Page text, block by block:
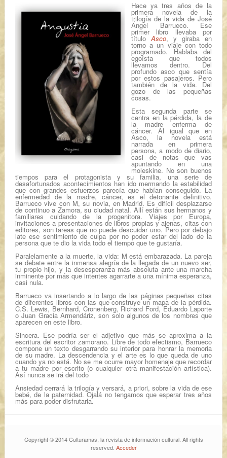
Hace ya tres años de la
primera novela de la
trilogía de la vida de José
Ángel Barrueco. Ese
primer libro llevaba por
títuloAsco, y giraba en
torno a un viaje con todo
programado. Hablaba del
egoísta que todos
llevamos dentro. Del
profundo asco que sentía
por estos pasajeros. Pero
también de la vida. Del
gozo de las pequeñas
cosas.
Esta segunda parte se
centra en la pérdida, la de
la madre enferma de
cáncer. Al igual que en
Asco, la novela está
narrada en primera
persona, a modo de diario,
casi de notas que vas
apuntando en una
moleskine. No son buenos
tiempos para el protagonista y su familia, una serie de
desafortunados acontecimientos han ido mermando la estabilidad
que con grandes esfuerzos parecía que habían conseguido. La
enfermedad de la madre, cáncer, es el detonante definitivo.
Barrueco vive con M, su novia, en Madrid. Es difícil desplazarse
de continuo a Zamora, su ciudad natal. Allí están sus hermanos y
familiares cuidando de la progenitora. Viajes por Europa,
invitaciones a presentaciones de libros propias y ajenas, citas con
editores, son tareas que no puede descuidar uno. Pero por debajo
late ese sentimiento de culpa por no poder estar del lado de la
persona que te dio la vida todo el tiempo que te gustaría.
Paralelamente a la muerte, la vida: M está embarazada. La pareja
se debate entre la inmensa alegría de la llegada de un nuevo ser,
tu propio hijo, y la desesperanza más absoluta ante una marcha
inminente por más que intentes agarrarte a una mínima esperanza,
casi nula.
Barrueco va insertando a lo largo de las páginas pequeñas citas
de diferentes libros con las que construye un mapa de la pérdida.
C.S. Lewis, Bernhard, Cronenberg, Richard Ford, Eduardo Laporte
o Juan Gracia Armendáriz, son solo algunos de los nombres que
aparecen en este libro.
Sincera. Ese podría ser el adjetivo que más se aproxima a la
escritura del escritor zamorano. Libre de todo efectismo, Barrueco
compone un texto desgarrando su interior para honrar la memoria
de su madre. La descendencia y el arte es lo que queda de uno
cuando ya no está. No se me ocurre mayor homenaje que recordar
a tu madre por escrito (o cualquier otra manifestación artística).
Así nunca se irá del todo
Ansiedad cerrará la trilogía y versará, a priori, sobre la vida de ese
bebé, de la paternidad. Ojalá no tengamos que esperar tres años
más para poder disfrutarla.
Copyright © 2014 Culturamas, la revista de información cultural. All rights
reserved. Acceder